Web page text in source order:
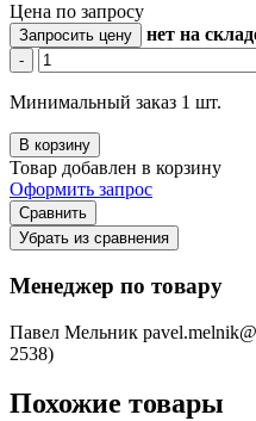
Цена по запросу
Запросить цену нет на
-
Минимальный заказ 1 шт.
В корзину
Товар добавлен в корзину
Оформить запрос
Сравнить
Убрать из сравнения
Менеджер по товару
Павел Мельник
2538)
Похожие товары